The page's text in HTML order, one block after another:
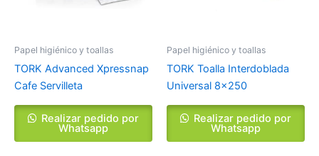
Papel higiénico y toallas
TORK Advanced Xpressnap
Cafe Servilleta
Realizar pedido por
Whatsapp
Papel higiénico y toallas
TORK Toalla Interdoblada
Universal 8×250
Realizar pedido por
Whatsapp